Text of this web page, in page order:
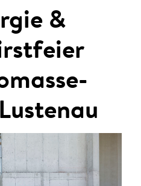
&